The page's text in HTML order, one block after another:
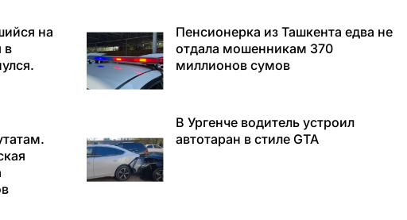
на
в
Пенсионерка из Ташкента едва не
отдала мошенникам 370
миллионов сумов
В Ургенче водитель устроил
автотаран в стиле GTA